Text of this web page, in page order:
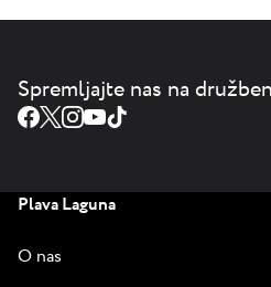
Spremljajte nas na
Plava Laguna
O nas